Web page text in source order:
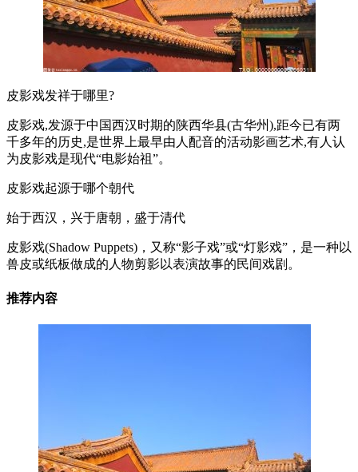
皮影戏发祥于哪里?
皮影戏,发源于中国西汉时期的陕西华县(古华州),距今已有两
千多年的历史,是世界上最早由人配音的活动影画艺术,有人认
为皮影戏是现代“电影始祖”。
皮影戏起源于哪个朝代
始于西汉，兴于唐朝，盛于清代
皮影戏(Shadow Puppets)，又称“影子戏”或“灯影戏”，是一种以
兽皮或纸板做成的人物剪影以表演故事的民间戏剧。
推荐内容